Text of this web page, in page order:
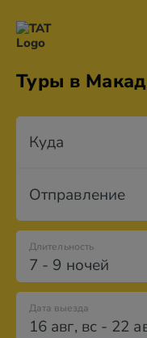
Туры в
Куда
Отправление
7 - 9 ночей
Длительность
Дата выезда
16 авг, вс- 22